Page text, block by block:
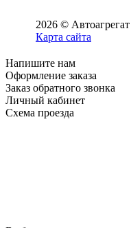
2026 © Автоагрегат
Карта сайта
Напишите нам
Оформление заказа
Заказ обратного звонка
Личный кабинет
Схема проезда